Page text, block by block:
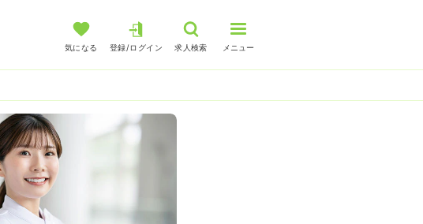
気になる 登録/ログイン 求人検索 メニュー